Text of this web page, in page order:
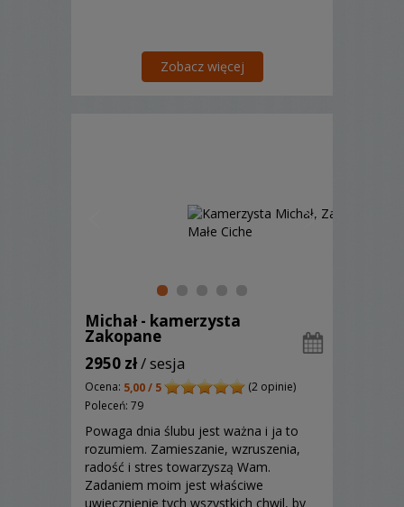
Zobacz więcej
Michał - kamerzysta
Zakopane
2950 zł/ sesja
Ocena: 5,00 / 5
(2 opinie)
Poleceń: 79
Powaga dnia ślubu jest ważna i ja to
rozumiem. Zamieszanie, wzruszenia,
radość i stres towarzyszą Wam.
Zadaniem moim jest właściwe
uwiecznienie tych wszystkich chwil, by